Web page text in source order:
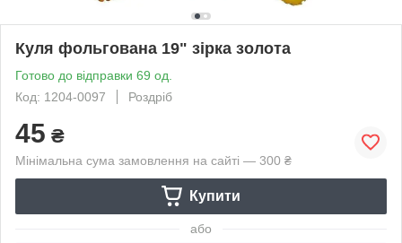
Куля фольгована 19" зірка золота
Готово до відправки 69 од.
Код: 1204-0097
Роздріб
45 ₴
Мінімальна сума замовлення на сайті — 300 ₴
Купити
або